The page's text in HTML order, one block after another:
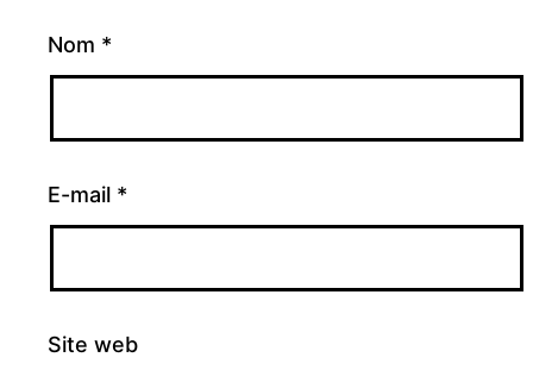
Nom *
E-mail *
Site web